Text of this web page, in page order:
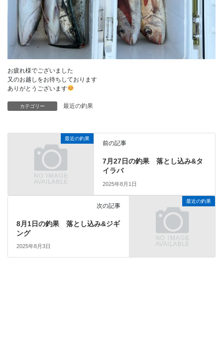
お疲れ様でございました
又のお越しをお待ちしております
ありがとうございます
カテゴリー 最近の釣果
最近の釣果
前の記事
7月27日の釣果 落とし込み&タ
イラバ
2025年8月1日
最近の釣果
次の記事
8月1日の釣果 落とし込み&ジギ
ング
2025年8月3日